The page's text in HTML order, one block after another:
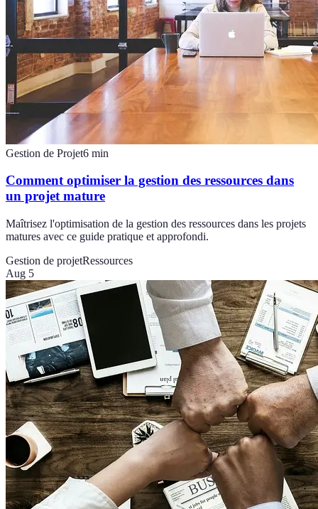
Gestion de Projet6 min
Comment optimiser la gestion des ressources dans
un projet mature
Maîtrisez l'optimisation de la gestion des ressources dans les projets
matures avec ce guide pratique et approfondi.
Gestion de projetRessources
Aug 5